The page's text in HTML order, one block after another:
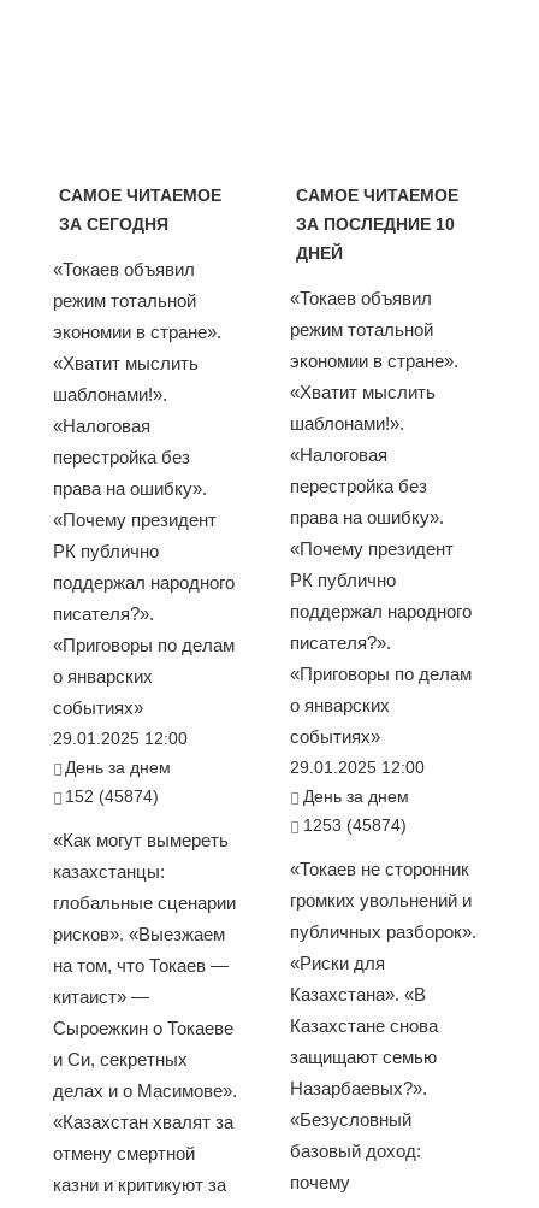
САМОЕ ЧИТАЕМОЕ
ЗА СЕГОДНЯ
«Токаев объявил
режим тотальной
экономии в стране».
«Хватит мыслить
шаблонами!».
«Налоговая
перестройка без
права на ошибку».
«Почему президент
РК публично
поддержал народного
писателя?».
«Приговоры по делам
о январских
событиях»
29.01.2025 12:00
День за днем
152 (45874)
«Как могут вымереть
казахстанцы:
глобальные сценарии
рисков». «Выезжаем
на том, что Токаев —
китаист» —
Сыроежкин о Токаеве
и Си, секретных
делах и о Масимове».
«Казахстан хвалят за
отмену смертной
казни и критикуют за
САМОЕ ЧИТАЕМОЕ
ЗА ПОСЛЕДНИЕ 10
ДНЕЙ
«Токаев объявил
режим тотальной
экономии в стране».
«Хватит мыслить
шаблонами!».
«Налоговая
перестройка без
права на ошибку».
«Почему президент
РК публично
поддержал народного
писателя?».
«Приговоры по делам
о январских
событиях»
29.01.2025 12:00
День за днем
1253 (45874)
«Токаев не сторонник
громких увольнений и
публичных разборок».
«Риски для
Казахстана». «В
Казахстане снова
защищают семью
Назарбаевых?».
«Безусловный
базовый доход:
почему